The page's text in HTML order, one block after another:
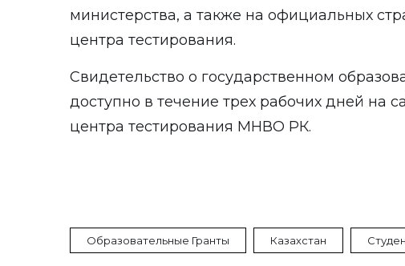
министерства, а также на официальных
центра тестирования.
Свидетельство о государственном
доступно в течение трех рабочих дней на
центра тестирования МНВО РК.
Образовательные Гранты Казахстан